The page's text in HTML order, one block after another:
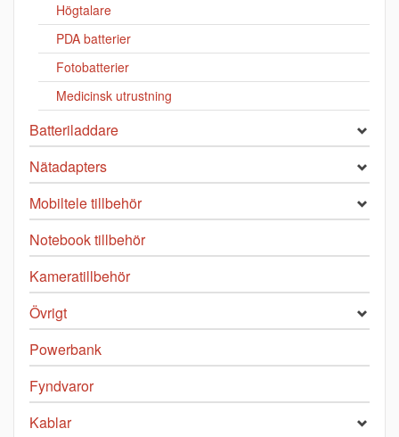
Högtalare
PDA batterier
Fotobatterier
Medicinsk utrustning
Batteriladdare
Nätadapters
Mobiltele tillbehör
Notebook tillbehör
Kameratillbehör
Övrigt
Powerbank
Fyndvaror
Kablar